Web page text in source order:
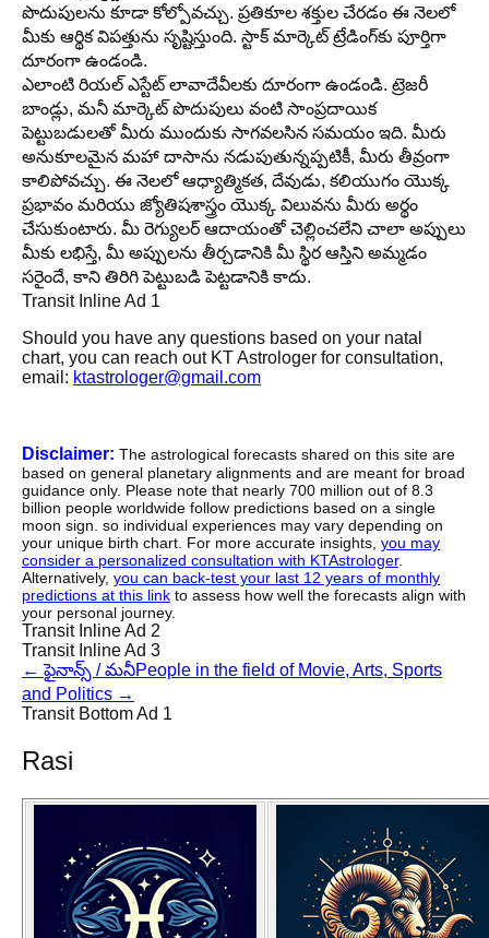
పొదుపులను కూడా కోల్పోవచ్చు. ప్రతికూల శక్తుల చేరడం ఈ నెలలో
మీకు ఆర్థిక విపత్తును సృష్టిస్తుంది. స్టాక్ మార్కెట్ ట్రేడింగ్‌కు పూర్తిగా
దూరంగా ఉండండి.
ఎలాంటి రియల్ ఎస్టేట్ లావాదేవీలకు దూరంగా ఉండండి. ట్రెజరీ
బాండ్లు, మనీ మార్కెట్ పొదుపులు వంటి సాంప్రదాయిక
పెట్టుబడులతో మీరు ముందుకు సాగవలసిన సమయం ఇది. మీరు
అనుకూలమైన మహా దాసాను నడుపుతున్నప్పటికీ, మీరు తీవ్రంగా
కాలిపోవచ్చు. ఈ నెలలో ఆధ్యాత్మికత, దేవుడు, కలియుగం యొక్క
ప్రభావం మరియు జ్యోతిషశాస్త్రం యొక్క విలువను మీరు అర్థం
చేసుకుంటారు. మీ రెగ్యులర్ ఆదాయంతో చెల్లించలేని చాలా అప్పులు
మీకు లభిస్తే, మీ అప్పులను తీర్చడానికి మీ స్థిర ఆస్తిని అమ్మడం
సరైందే, కాని తిరిగి పెట్టుబడి పెట్టడానికి కాదు.
Transit Inline Ad 1
Should you have any questions based on your natal
chart, you can reach out KT Astrologer for consultation,
email: ktastrologer@gmail.com
Disclaimer: The astrological forecasts shared on this site are
based on general planetary alignments and are meant for broad
guidance only. Please note that nearly 700 million out of 8.3
billion people worldwide follow predictions based on a single
moon sign. so individual experiences may vary depending on
your unique birth chart. For more accurate insights, you may
consider a personalized consultation with KTAstrologer.
Alternatively, you can back-test your last 12 years of monthly
predictions at this link to assess how well the forecasts align with
your personal journey.
Transit Inline Ad 2
Transit Inline Ad 3
←ఫైనాన్స్ / మనీPeople in the field of Movie, Arts, Sports
and Politics →
Transit Bottom Ad 1
Rasi